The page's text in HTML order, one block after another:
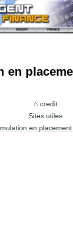
en
credit
Sites utiles
en